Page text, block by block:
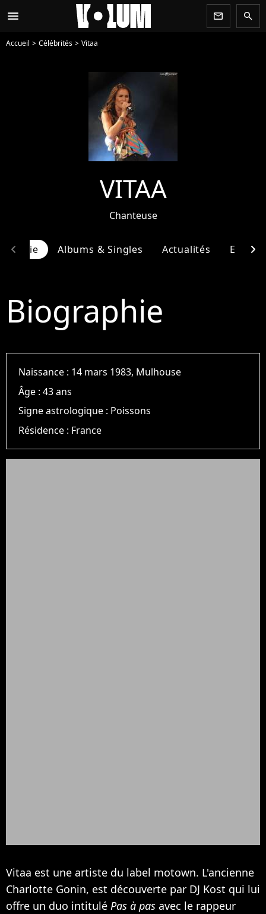
menu newsletter search
Accueil Célébrités Vitaa
VITAA
Chanteuse
Albums & Singles Actualités
chevron_left chevron_right
Biographie
Naissance : 14 mars 1983, Mulhouse
Âge :43 ans
Signe astrologique : Poissons
Résidence : France
Vitaa est une artiste du label motown. L'ancienne
Charlotte Gonin, est découverte par DJ Kost qui lui
offre un duo intitulé Pas à pas avec le rappeur